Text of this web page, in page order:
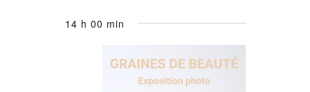
14 h 00 min